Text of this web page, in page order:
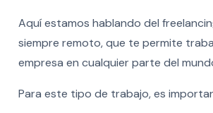
Aquí estamos hablando del
siempre remoto, que te permite
empresa en cualquier parte del
Para este tipo de trabajo, es